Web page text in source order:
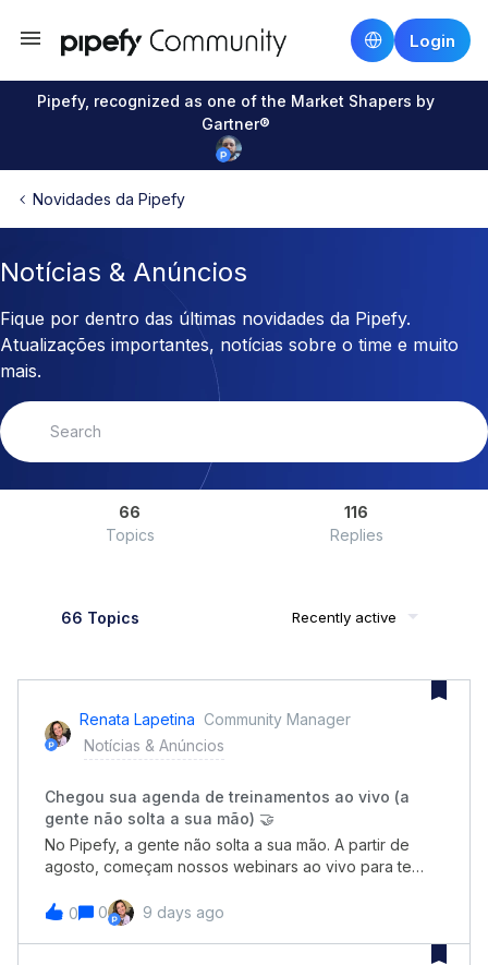
Login
Pipefy, recognized as one of the Market Shapers by
Gartner®
Novidades da Pipefy
Notícias & Anúncios
Fique por dentro das últimas novidades da Pipefy.
Atualizações importantes, notícias sobre o time e muito
mais.
66
Topics
116
Replies
66 Topics Recently active
Renata Lapetina Community Manager
Notícias & Anúncios
Chegou sua agenda de treinamentos ao vivo (a
gente não solta a sua mão) 🤝
No Pipefy, a gente não solta a sua mão. A partir de
agosto, começam nossos webinars ao vivo para te
fluxos de ponta a ponta. Você vai ter
oportunidade de aprender com especialistas a:
0 0 9 days ago